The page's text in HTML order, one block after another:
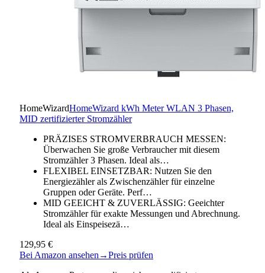
HomeWizardHomeWizard kWh Meter WLAN 3 Phasen,
MID zertifizierter Stromzähler
PRÄZISES STROMVERBRAUCH MESSEN:
Überwachen Sie große Verbraucher mit diesem
Stromzähler 3 Phasen. Ideal als…
FLEXIBEL EINSETZBAR: Nutzen Sie den
Energiezähler als Zwischenzähler für einzelne
Gruppen oder Geräte. Perf…
MID GEEICHT & ZUVERLÄSSIG: Geeichter
Stromzähler für exakte Messungen und Abrechnung.
Ideal als Einspeisezä…
129,95 €
Bei Amazon ansehen →Preis prüfen